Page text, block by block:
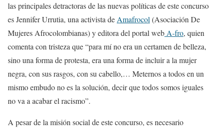
las principales detractoras de las nuevas políticas de este concurso
es Jennifer Urrutia, una activista de Amafrocol (Asociación De
Mujeres Afrocolombianas) y editora del portal web A-fro, quien
comenta con tristeza que “para mí no era un certamen de belleza,
sino una forma de protesta, era una forma de incluir a la mujer
negra, con sus rasgos, con su cabello,… Meternos a todos en un
mismo embudo no es la solución, decir que todos somos iguales
no va a acabar el racismo”.
A pesar de la misión social de este concurso, es necesario